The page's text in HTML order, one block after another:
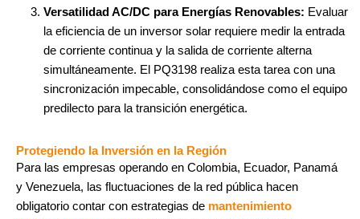
Versatilidad AC/DC para Energías Renovables: Evaluar
la eficiencia de un inversor solar requiere medir la entrada
de corriente continua y la salida de corriente alterna
simultáneamente. El PQ3198 realiza esta tarea con una
sincronización impecable, consolidándose como el equipo
predilecto para la transición energética.
Protegiendo la Inversión en la Región
Para las empresas operando en Colombia, Ecuador, Panamá
y Venezuela, las fluctuaciones de la red pública hacen
obligatorio contar con estrategias de mantenimiento